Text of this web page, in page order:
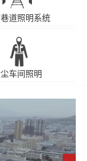
道照明系统
车间照明